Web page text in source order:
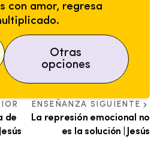
con amor, regresa
Otras
opciones
de
ENSEÑANZA SIGUIENTE
La represión emocional no
es la solución | Jesús